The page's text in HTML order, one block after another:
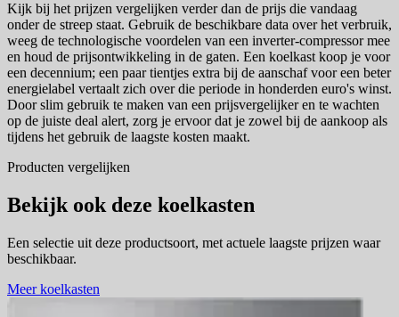
Kijk bij het prijzen vergelijken verder dan de prijs die vandaag
onder de streep staat. Gebruik de beschikbare data over het verbruik,
weeg de technologische voordelen van een inverter-compressor mee
en houd de prijsontwikkeling in de gaten. Een koelkast koop je voor
een decennium; een paar tientjes extra bij de aanschaf voor een beter
energielabel vertaalt zich over die periode in honderden euro's winst.
Door slim gebruik te maken van een prijsvergelijker en te wachten
op de juiste deal alert, zorg je ervoor dat je zowel bij de aankoop als
tijdens het gebruik de laagste kosten maakt.
Producten vergelijken
Bekijk ook deze koelkasten
Een selectie uit deze productsoort, met actuele laagste prijzen waar
beschikbaar.
Meer koelkasten